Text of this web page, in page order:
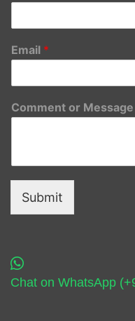
Email *
Comment or Message
Submit
Chat on WhatsApp